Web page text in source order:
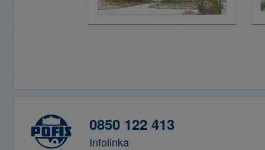
0850 122 413
Infolinka